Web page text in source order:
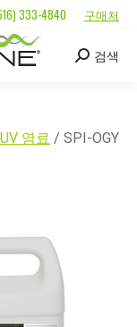
333-4840 구매처
검색
염료 / SPI-OGY